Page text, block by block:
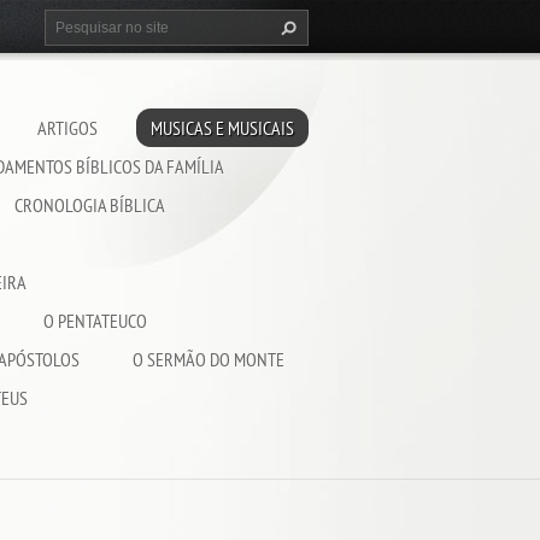
ARTIGOS
MUSICAS E MUSICAIS
BÍBLICOS DA FAMÍLIA
CRONOLOGIA BÍBLICA
O PENTATEUCO
O SERMÃO DO MONTE